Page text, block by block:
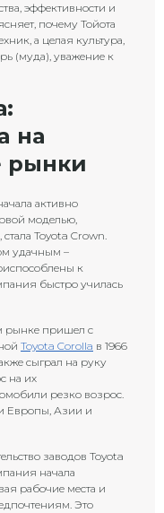
эффективности и
почему Тойота
а целая культура,
(муда), уважение к
на
рынки
активно
моделью,
Toyota Crown.
удачным –
к
быстро училась
рынке пришел с
Toyota Corolla в 1966
сыграл на руку
на их
резко возрос.
Европы, Азии и
заводов Toyota
начала
рабочие места и
Это